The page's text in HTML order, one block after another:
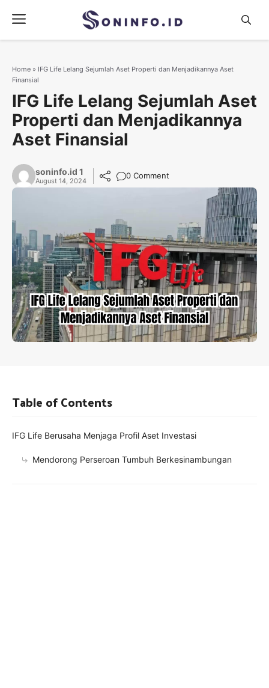
content
Menu
Home » IFG Life Lelang Sejumlah Aset Properti dan Menjadikannya Aset
Finansial
IFG Life Lelang Sejumlah Aset
Properti dan Menjadikannya
Aset Finansial
soninfo.id 1
August 14, 2024
0 Comment
Table of Contents
IFG Life Berusaha Menjaga Profil Aset Investasi
Mendorong Perseroan Tumbuh Berkesinambungan